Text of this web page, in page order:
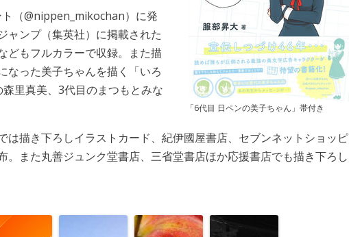
「6代目 日ペンの美子ちゃん」帯付き
（@nippen_mikochan）に発
ャンプ（集英社）に掲載された
どもフルカラーで収録。また描
なった美子ちゃんを描く「いろ
里真美、3代目のまつもとみな
は描き下ろしイラストカード、紀伊國屋書店、セブンネットショッピ
。また丸善ジュンク堂書店、三省堂書店ほか応援書店でも描き下ろし